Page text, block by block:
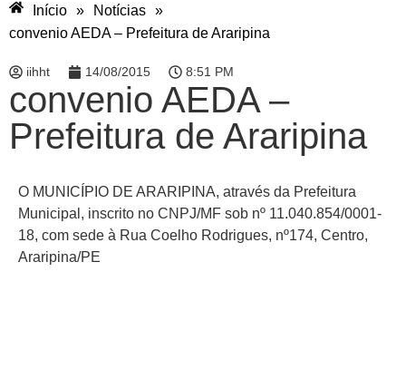
Início » Notícias »
convenio AEDA – Prefeitura de Araripina
iihht 14/08/2015 8:51 PM
convenio AEDA –
Prefeitura de Araripina
O MUNICÍPIO DE ARARIPINA, através da Prefeitura
Municipal, inscrito no CNPJ/MF sob nº 11.040.854/0001-
18, com sede à Rua Coelho Rodrigues, nº174, Centro,
Araripina/PE